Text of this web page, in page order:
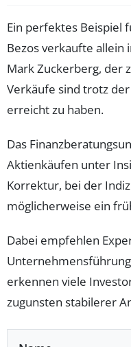
Ein perfektes Beispiel
Bezos verkaufte allein
Mark Zuckerberg, der
Verkäufe sind trotz
erreicht zu haben.
Das
Aktienkäufen unter
Korrektur, bei der
möglicherweise ein
Dabei empfehlen
erkennen viele
zugunsten stabilerer